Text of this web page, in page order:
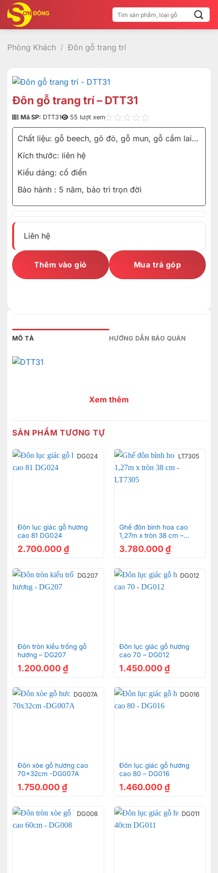
qua
nội
dung
Tìm
kiếm:
Phòng Khách / Đôn gỗ trang trí
Đôn gỗ trang trí – DTT31
Mã SP: DTT31 55 lượt xem
Chất liệu: gỗ beech, gõ đỏ, gỗ mun, gỗ cẩm lai…
Kích thước: liên hệ
Kiểu dáng: cổ điển
Bảo hành : 5 năm, bảo trì trọn đời
Liên hệ
Thêm vào giỏ Mua trả góp
MÔ TẢ HƯỚNG DẪN BẢO QUẢN
Xem thêm
SẢN PHẨM TƯƠNG TỰ
DG024
Đôn lục giác gỗ hương
cao 81 DG024
2.700.000 ₫
LT7305
Ghế đôn bình hoa cao
1,27m x tròn 38 cm –
3.780.000 ₫
DG207
Đôn tròn kiểu trống gỗ
hương – DG207
1.200.000 ₫
DG012
Đôn lục giác gỗ hương
cao 70 – DG012
1.450.000 ₫
DG007A
Đôn xòe gỗ hương cao
70x32cm -DG007A
1.750.000 ₫
DG016
Đôn lục giác gỗ hương
cao 80 – DG016
1.460.000 ₫
DG008 DG011